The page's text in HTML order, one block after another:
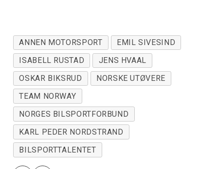
ANNEN MOTORSPORT
EMIL SIVESIND
ISABELL RUSTAD
JENS HVAAL
OSKAR BIKSRUD
NORSKE UTØVERE
TEAM NORWAY
NORGES BILSPORTFORBUND
KARL PEDER NORDSTRAND
BILSPORTTALENTET